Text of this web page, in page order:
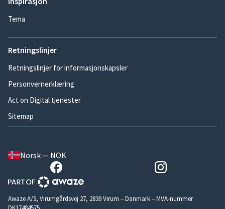
Tema
Retningslinjer
Retningslinjer for informasjonskapsler
Personvernerklæring
Act on Digital tjenester
Sitemap
Norsk — NOK
Awaze A/S, Virumgårdsvej 27, 2830 Virum – Danmark – MVA-nummer